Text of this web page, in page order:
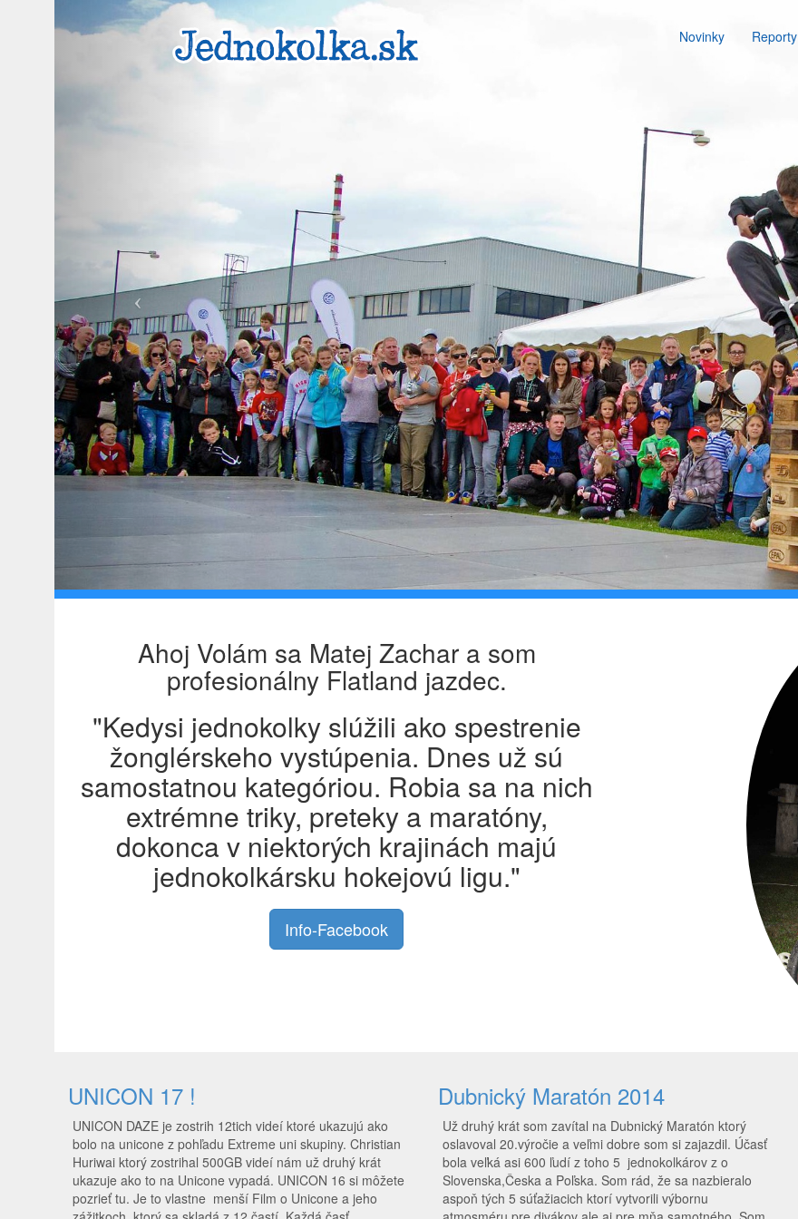
Novinky Reporty
Ahoj Volám sa Matej Zachar a som
profesionálny Flatland jazdec.
"Kedysi jednokolky slúžili ako spestrenie
žonglérskeho vystúpenia. Dnes už sú
samostatnou kategóriou. Robia sa na nich
extrémne triky, preteky a maratóny,
dokonca v niektorých krajinách majú
jednokolkársku hokejovú ligu."
Info-Facebook
UNICON 17 !
UNICON DAZE je zostrih 12tich videí ktoré ukazujú ako
bolo na unicone z pohľadu Extreme uni skupiny. Christian
Huriwai ktorý zostrihal 500GB videí nám už druhý krát
ukazuje ako to na Unicone vypadá. UNICON 16 si môžete
pozrieť tu. Je to vlastne menší Film o Unicone a jeho
Dubnický Maratón 2014
Už druhý krát som zavítal na Dubnický Maratón ktorý
oslavoval 20.výročie a veľmi dobre som si zajazdil. Účasť
bola veľká asi 600 ľudí z toho 5 jednokolkárov z o
Slovenska,Česka a Poľska. Som rád, že sa nazbieralo
aspoň tých 5 súťažiacich ktorí vytvorili výbornu